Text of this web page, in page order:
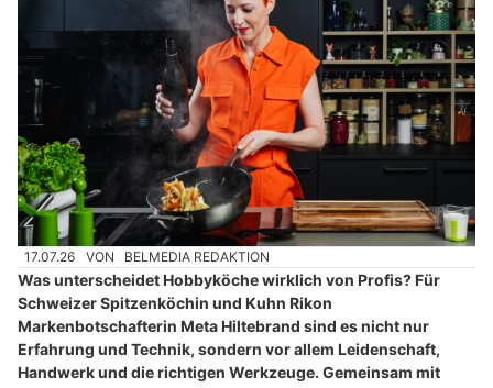
17.07.26 VON BELMEDIA REDAKTION
Was unterscheidet Hobbyköche wirklich von Profis? Für
Schweizer Spitzenköchin und Kuhn Rikon
Markenbotschafterin Meta Hiltebrand sind es nicht nur
Erfahrung und Technik, sondern vor allem Leidenschaft,
Handwerk und die richtigen Werkzeuge. Gemeinsam mit